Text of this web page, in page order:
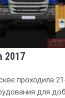
2017
проходила
для